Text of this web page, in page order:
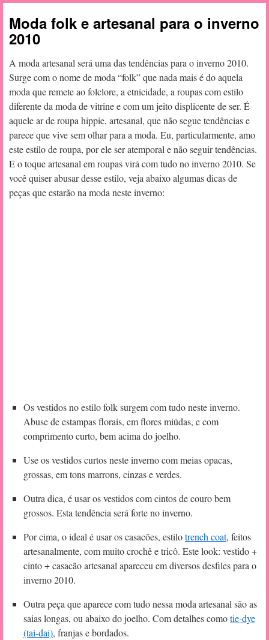
Moda folk e artesanal para o inverno
2010
A moda artesanal será uma das tendências para o inverno 2010.
Surge com o nome de moda “folk” que nada mais é do aquela
moda que remete ao folclore, a etnicidade, a roupas com estilo
diferente da moda de vitrine e com um jeito displicente de ser. É
aquele ar de roupa hippie, artesanal, que não segue tendências e
parece que vive sem olhar para a moda. Eu, particularmente, amo
este estilo de roupa, por ele ser atemporal e não seguir tendências.
E o toque artesanal em roupas virá com tudo no inverno 2010. Se
você quiser abusar desse estilo, veja abaixo algumas dicas de
peças que estarão na moda neste inverno:
Os vestidos no estilo folk surgem com tudo neste inverno.
Abuse de estampas florais, em flores miúdas, e com
comprimento curto, bem acima do joelho.
Use os vestidos curtos neste inverno com meias opacas,
grossas, em tons marrons, cinzas e verdes.
Outra dica, é usar os vestidos com cintos de couro bem
grossos. Esta tendência será forte no inverno.
Por cima, o ideal é usar os casacões, estilotrench coat, feitos
artesanalmente, com muito crochê e tricô. Este look: vestido +
cinto + casacão artesanal apareceu em diversos desfiles para o
inverno 2010.
Outra peça que aparece com tudo nessa moda artesanal são as
saias longas, ou abaixo do joelho. Com detalhes comotie-dye
(tai-dai), franjas e bordados.